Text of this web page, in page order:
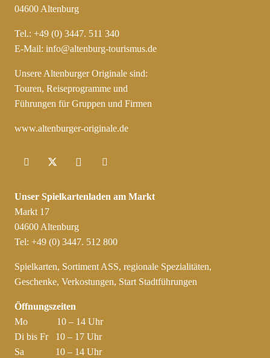
04600 Altenburg
Tel.: +49 (0) 3447. 511 340
E-Mail: info@altenburg-tourismus.de
Unsere Altenburger Originale sind:
Touren, Reiseprogramme und
Führungen für Gruppen und Firmen
www.altenburger-originale.de
Unser Spielkartenladen am Markt
Markt 17
04600 Altenburg
Tel: +49 (0) 3447. 512 800
Spielkarten, Sortiment ASS, regionale Spezialitäten,
Geschenke, Verkostungen, Start Stadtführungen
Öffnungszeiten
Mo 10 – 14 Uhr
Di bis Fr 10 – 17 Uhr
Sa 10 – 14 Uhr